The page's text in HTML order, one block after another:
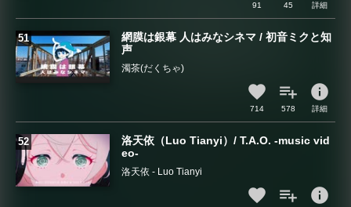
91 45 詳細
網膜は銀幕 人はみなシネマ / 初音ミクと知
声
濁茶(だくちゃ)
714 578
info
詳細
洛天依（Luo Tianyi）/ T.A.O. -music vid
eo-
洛天依 - Luo Tianyi
info